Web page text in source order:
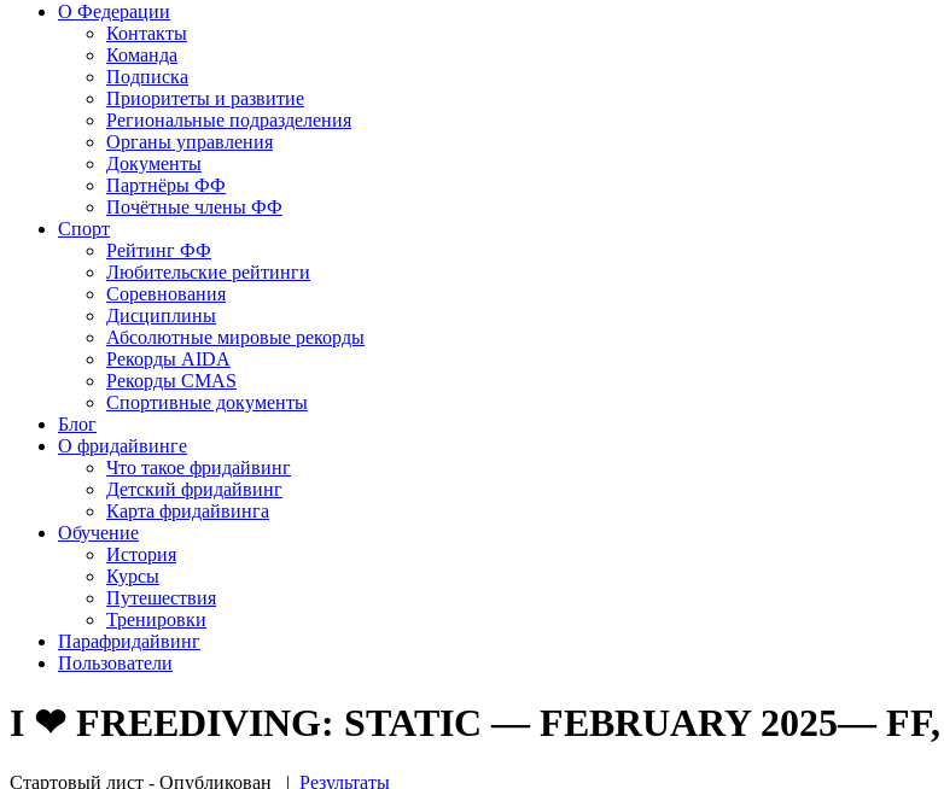
О Федерации
Контакты
Команда
Подписка
Приоритеты и развитие
Региональные подразделения
Органы управления
Документы
Партнёры ФФ
Почётные члены ФФ
Спорт
Рейтинг ФФ
Любительские рейтинги
Соревнования
Дисциплины
Абсолютные мировые рекорды
Рекорды AIDA
Рекорды CMAS
Спортивные документы
Блог
О фридайвинге
Что такое фридайвинг
Детский фридайвинг
Карта фридайвинга
Обучение
История
Курсы
Путешествия
Тренировки
Парафридайвинг
Пользователи
I ❤ FREEDIVING: STATIC — FEBRUARY 2025— FF,
Стартовый лист - Опубликован | Результаты